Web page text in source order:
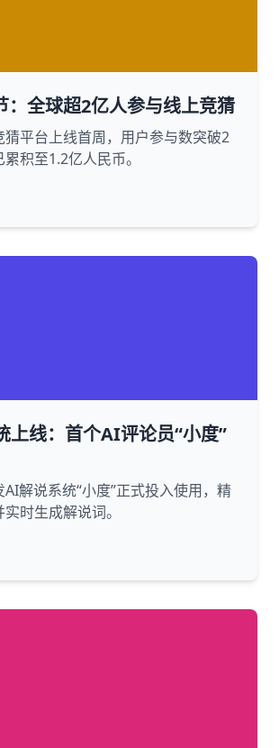
：全球超2亿人参与线上竞猜
猜平台上线首周，用户参与数突破2
积至1.2亿人民币。
上线：首个AI评论员“小度”
解说系统“小度”正式投入使用，精
时生成解说词。